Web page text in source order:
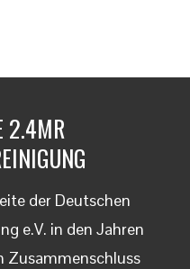
2.4MR
der Deutschen
e.V. in den Jahren
Zusammenschluss